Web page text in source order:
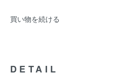
買い物を続ける
DETAIL